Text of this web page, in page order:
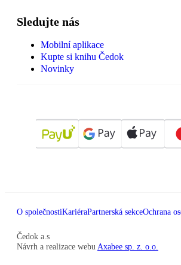
Sledujte nás
Mobilní aplikace
Kupte si knihu Čedok
Novinky
O společnostiKariéraPartnerská sekceOchrana
Čedok a.s
Návrh a realizace webu Axabee sp. z. o.o.